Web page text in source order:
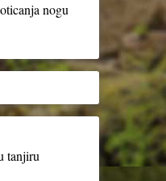
nogu
tanjiru